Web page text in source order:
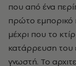
που από ένα
πρώτο εμπορικό
μέχρι που το
κατάρρευση του
γνωστή. Το